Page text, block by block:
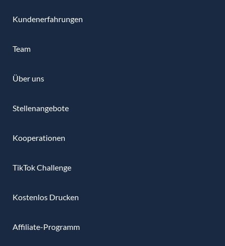
Kundenerfahrungen
Team
Über uns
Stellenangebote
Kooperationen
TikTok Challenge
Kostenlos Drucken
Affiliate-Programm